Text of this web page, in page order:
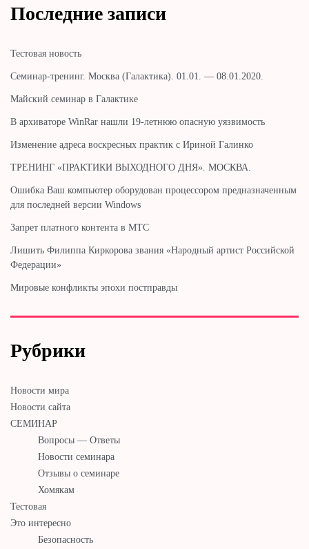
Последние записи
Тестовая новость
Cеминар-тренинг. Москва (Галактика). 01.01. — 08.01.2020.
Майский семинар в Галактике
В архиваторе WinRar нашли 19-летнюю опасную уязвимость
Изменение адреса воскресных практик с Ириной Галинко
ТРЕНИНГ «ПРАКТИКИ ВЫХОДНОГО ДНЯ». МОСКВА.
Ошибка Ваш компьютер оборудован процессором предназначенным
для последней версии Windows
Запрет платного контента в МТС
Лишить Филиппа Киркорова звания «Народный артист Российской
Федерации»
Мировые конфликты эпохи постправды
Рубрики
Новости мира
Новости сайта
СЕМИНАР
Вопросы — Ответы
Новости семинара
Отзывы о семинаре
Хомякам
Тестовая
Это интересно
Безопасность